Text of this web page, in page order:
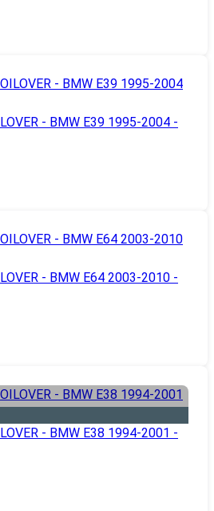
- BMW E39 1995-2004 -
- BMW E64 2003-2010 -
- BMW E38 1994-2001 -